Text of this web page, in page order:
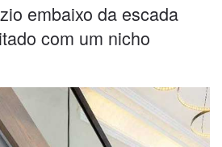
embaixo da escada
com um nicho